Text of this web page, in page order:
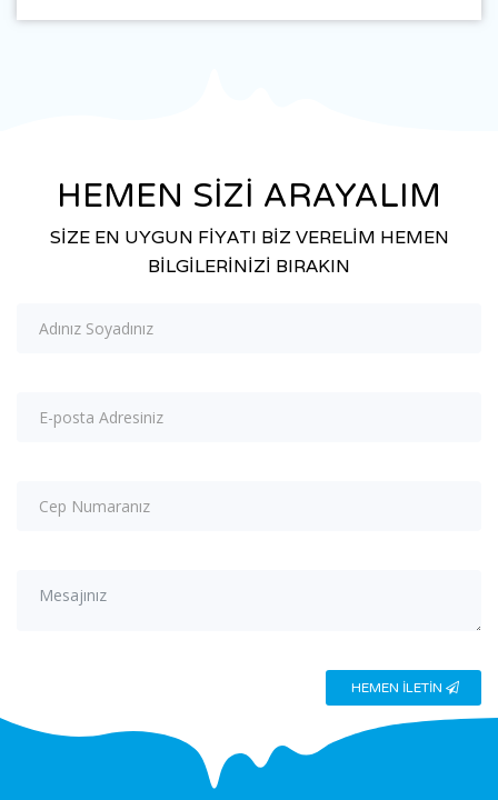
HEMEN SİZİ ARAYALIM
SİZE EN UYGUN FİYATI BİZ VERELİM HEMEN
BİLGİLERİNİZİ BIRAKIN
HEMEN İLETİN